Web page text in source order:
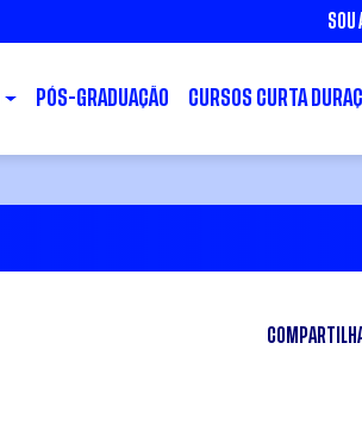
SOU
PÓS-GRADUAÇÃO CURSOS CURTA